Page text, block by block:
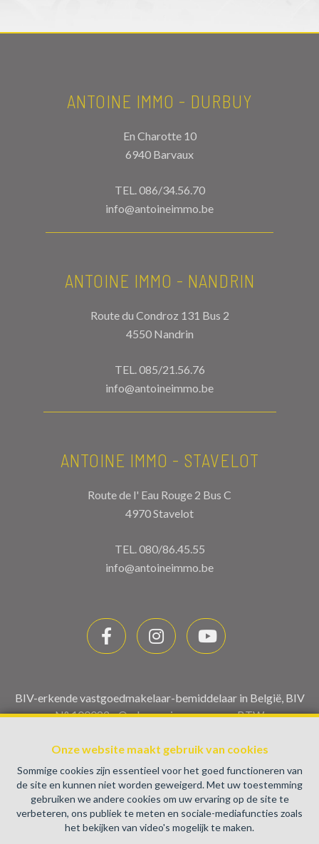
Onze website maakt gebruik van cookies
Sommige cookies zijn essentieel voor het goed functioneren van
de site en kunnen niet worden geweigerd. Met uw toestemming
gebruiken we andere cookies om uw ervaring op de site te
verbeteren, ons publiek te meten en sociale-mediafuncties zoals
het bekijken van video's mogelijk te maken.
ANTOINE IMMO - DURBUY
En Charotte 10
6940 Barvaux
TEL.086/34.56.70
info@antoineimmo.be
ANTOINE IMMO - NANDRIN
Route du Condroz 131 Bus 2
4550 Nandrin
TEL.085/21.56.76
info@antoineimmo.be
ANTOINE IMMO - STAVELOT
Route de l' Eau Rouge 2 Bus C
4970 Stavelot
TEL.080/86.45.55
info@antoineimmo.be
BIV-erkende vastgoedmakelaar-bemiddelaar in België, BIV
N° 100082 - Ondernemingsnummer : BTW
Beroepinstituut van Vastgoedmakelaars Luxemburgstraat,
16B - 1000 Brussel (+32 2 505 38 50 - info@biv.be) -
www.biv.be-Deontologische code
BA en borgstelling via NV AXA Belgium, Troonplein 1, 1000
Brussel (polisnr. 730.390.160) Dekking geldt voor
activiteiten die in België worden uitgevoerd